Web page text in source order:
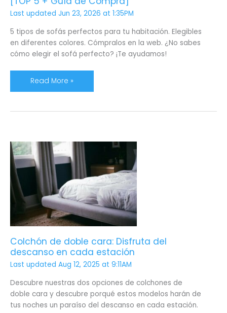
Last updated Jun 23, 2026 at 1:35PM
5 tipos de sofás perfectos para tu habitación. Elegibles
en diferentes colores. Cómpralos en la web. ¿No sabes
cómo elegir el sofá perfecto? ¡Te ayudamos!
de
Compra]
Read More »
Colchón de doble cara: Disfruta del
descanso en cada estación
Last updated Aug 12, 2025 at 9:11AM
Descubre nuestras dos opciones de colchones de
doble cara y descubre porqué estos modelos harán de
tus noches un paraíso del descanso en cada estación.
Colchón
de
doble
cara:
Disfruta
descanso
en
cada
estación